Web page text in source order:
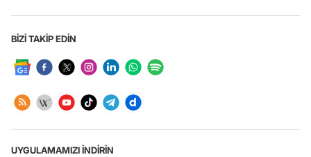
BİZİ TAKİP EDİN
UYGULAMAMIZI İNDİRİN